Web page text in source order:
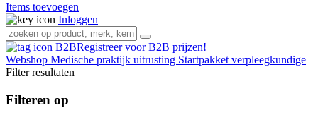
Items toevoegen
Inloggen
Registreer voor B2B prijzen!
Webshop Medische praktijk uitrusting Startpakket verpleegkundige
Filter resultaten
Filteren op